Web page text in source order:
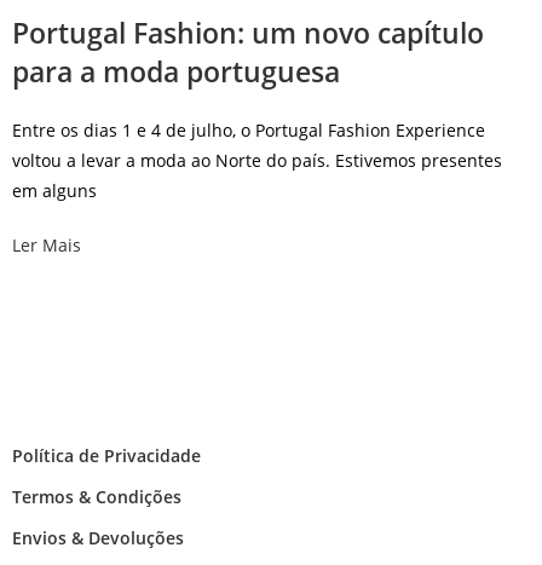
Portugal Fashion: um novo capítulo
para a moda portuguesa
Entre os dias 1 e 4 de julho, o Portugal Fashion Experience
voltou a levar a moda ao Norte do país. Estivemos presentes
em alguns
Ler Mais
Política de Privacidade
Termos & Condições
Envios & Devoluções